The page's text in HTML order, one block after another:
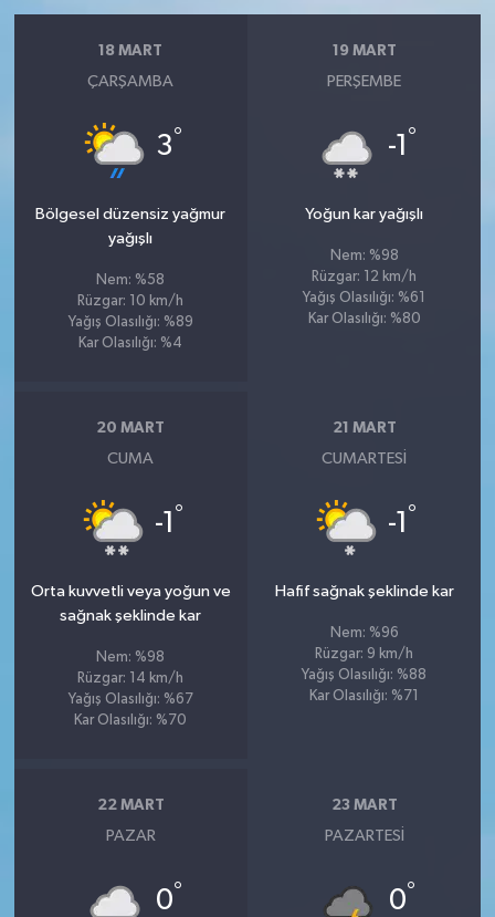
18 MART
ÇARŞAMBA
3°
Bölgesel düzensiz yağmur
yağışlı
Nem: %58
Rüzgar: 10 km/h
Yağış Olasılığı: %89
Kar Olasılığı: %4
19 MART
PERŞEMBE
-1 °
Yoğun kar yağışlı
Nem: %98
Rüzgar: 12 km/h
Yağış Olasılığı: %61
Kar Olasılığı: %80
20 MART
CUMA
-1 °
Orta kuvvetli veya yoğun ve
sağnak şeklinde kar
Nem: %98
Rüzgar: 14 km/h
Yağış Olasılığı: %67
Kar Olasılığı: %70
21 MART
CUMARTESI
-1 °
Hafif sağnak şeklinde kar
Nem: %96
Rüzgar: 9 km/h
Yağış Olasılığı: %88
Kar Olasılığı: %71
22 MART
PAZAR
0°
23 MART
PAZARTESI
0°